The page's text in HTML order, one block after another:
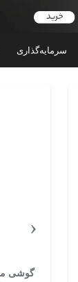
سرمایه‌گذاری
‹